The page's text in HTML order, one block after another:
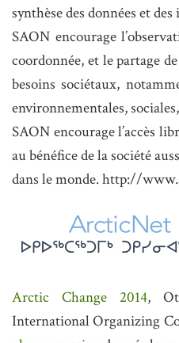
synthèse des données et
SAON encourage
coordonnée, et le partage
besoins sociétaux,
environnementales,
SAON encourage l’accès
au bénéfice de la société
dans le monde.http://
Arctic Change 2014,
International Organizing